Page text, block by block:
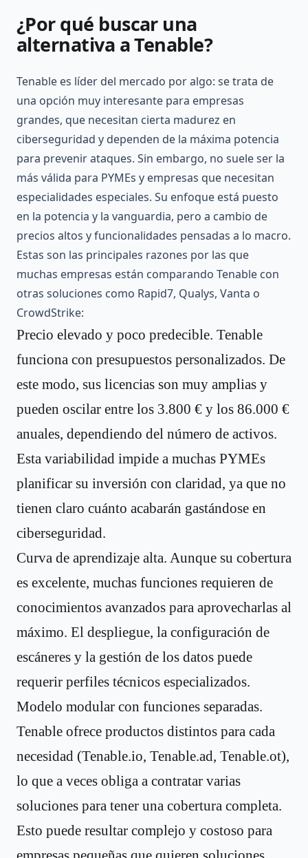
¿Por qué buscar una
alternativa a Tenable?
Tenable es líder del mercado por algo: se trata de
una opción muy interesante para empresas
grandes, que necesitan cierta madurez en
ciberseguridad y dependen de la máxima potencia
para prevenir ataques. Sin embargo, no suele ser la
más válida para PYMEs y empresas que necesitan
especialidades especiales. Su enfoque está puesto
en la potencia y la vanguardia, pero a cambio de
precios altos y funcionalidades pensadas a lo macro.
Estas son las principales razones por las que
muchas empresas están comparando Tenable con
otras soluciones como Rapid7, Qualys, Vanta o
CrowdStrike:
Precio elevado y poco predecible. Tenable
funciona con presupuestos personalizados. De
este modo, sus licencias son muy amplias y
pueden oscilar entre los 3.800 € y los 86.000 €
anuales, dependiendo del número de activos.
Esta variabilidad impide a muchas PYMEs
planificar su inversión con claridad, ya que no
tienen claro cuánto acabarán gastándose en
ciberseguridad.
Curva de aprendizaje alta. Aunque su cobertura
es excelente, muchas funciones requieren de
conocimientos avanzados para aprovecharlas al
máximo. El despliegue, la configuración de
escáneres y la gestión de los datos puede
requerir perfiles técnicos especializados.
Modelo modular con funciones separadas.
Tenable ofrece productos distintos para cada
necesidad (Tenable.io, Tenable.ad, Tenable.ot),
lo que a veces obliga a contratar varias
soluciones para tener una cobertura completa.
Esto puede resultar complejo y costoso para